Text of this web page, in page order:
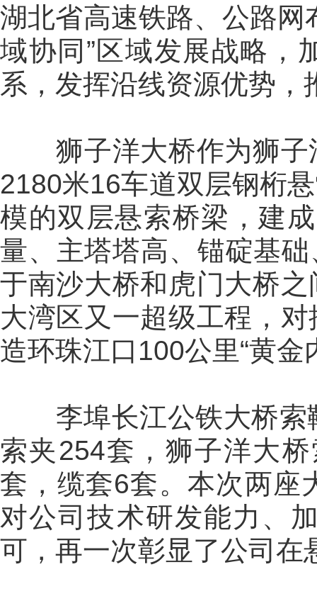
湖北省高速铁路、公路网
域协同”区域发展战略，
系，发挥沿线资源优势
狮子洋大桥作为狮子
2180米16车道双层钢桁
模的双层悬索桥梁，建
量、主塔塔高、锚碇基
于南沙大桥和虎门大桥
大湾区又一超级工程，
造环珠江口100公里“黄金
李埠长江公铁大桥索
索夹254套，狮子洋大
套，缆套6套。本次两座
对公司技术研发能力、
可，再一次彰显了公司在